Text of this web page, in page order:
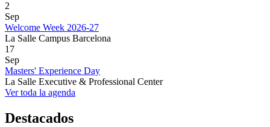
2
Sep
Welcome Week 2026-27
La Salle Campus Barcelona
17
Sep
Masters' Experience Day
La Salle Executive & Professional Center
Ver toda la agenda
Destacados